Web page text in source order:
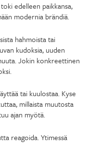
edelleen paikkansa,
modernia brändiä.
hahmoista tai
kudoksia, uuden
Jokin konkreettinen
tai kuulostaa. Kyse
millaista muutosta
ajan myötä.
reagoida. Ytimessä